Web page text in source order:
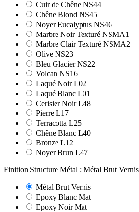
Cuir de Chêne NS44
Chêne Blond NS45
Noyer Eucalyptus NS46
Marbre Noir Texturé NSMA1
Marbre Clair Texturé NSMA2
Olive NS23
Bleu Glacier NS22
Volcan NS16
Laqué Noir L02
Laqué Blanc L01
Cerisier Noir L48
Pierre L17
Terracotta L25
Chêne Blanc L40
Bronze L12
Noyer Brun L47
Finition Structure Métal : Métal Brut Vernis
Métal Brut Vernis
Epoxy Blanc Mat
Epoxy Noir Mat